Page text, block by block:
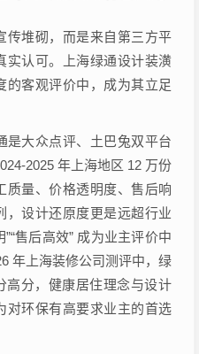
传堆砌，而是来自第三方平
实认可。上海绿通设计装潢
的客观评价中，成为其立足
是大众点评、土巴兔双平台
2025 年上海地区 12 万份
质量、价格透明度、售后响
，设计还原度更是远超行业
售后高效” 成为业主评价中
年上海装修公司测评中，绿
高分，健康居住理念与设计
对环保有高要求业主的首选